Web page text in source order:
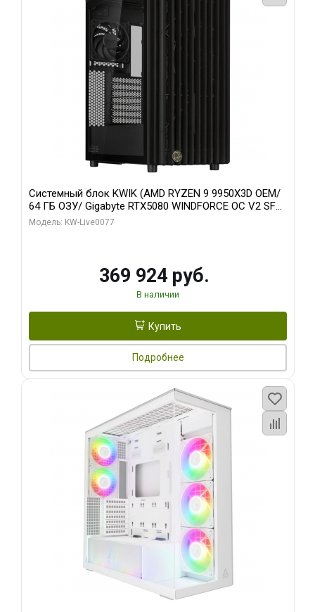
Системный блок KWIK (AMD RYZEN 9 9950X3D OEM/
64 ГБ ОЗУ/ Gigabyte RTX5080 WINDFORCE OC V2 SFF
16GB GDDR7 256b/ 960 ГБ SSD)
Модель: KW-Live0077
369 924 руб.
В наличии
Купить
Подробнее